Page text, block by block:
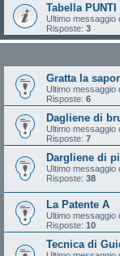
Tabella PUNTI
Ultimo messaggio
Risposte: 3
Gratta la
Ultimo messaggio
Risposte: 6
Dagliene di
Ultimo messaggio
Risposte: 7
Dargliene di
Ultimo messaggio
Risposte: 38
La Patente A
Ultimo messaggio
Risposte: 10
Tecnica di